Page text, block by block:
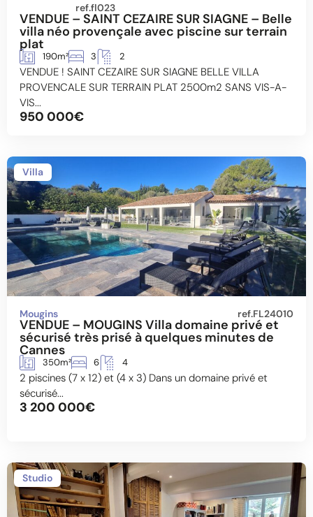
ref.fl023
VENDUE – SAINT CEZAIRE SUR SIAGNE – Belle
villa néo provençale avec piscine sur terrain
plat
190m² 3 2
VENDUE ! SAINT CEZAIRE SUR SIAGNE BELLE VILLA
PROVENCALE SUR TERRAIN PLAT 2500m2 SANS VIS-A-
VIS...
950 000€
Villa
Mougins ref.FL24010
VENDUE – MOUGINS Villa domaine privé et
sécurisé très prisé à quelques minutes de
Cannes
350m² 6 4
2 piscines (7 x 12) et (4 x 3) Dans un domaine privé et
sécurisé...
3 200 000€
Studio